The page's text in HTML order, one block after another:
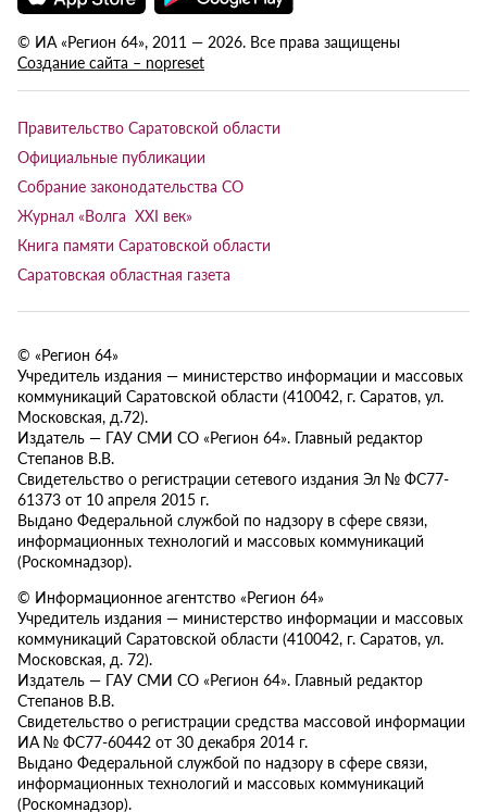
© ИА «Регион 64», 2011 — 2026. Все права защищены
Создание сайта – nopreset
Правительство Саратовской области
Официальные публикации
Собрание законодательства СО
Журнал «Волга XXI век»
Книга памяти Саратовской области
Саратовская областная газета
© «Регион 64»
Учредитель издания — министерство информации и массовых
коммуникаций Саратовской области (410042, г. Саратов, ул.
Московская, д.72).
Издатель — ГАУ СМИ СО «Регион 64». Главный редактор
Степанов В.В.
Свидетельство о регистрации сетевого издания Эл № ФС77-
61373 от 10 апреля 2015 г.
Выдано Федеральной службой по надзору в сфере связи,
информационных технологий и массовых коммуникаций
(Роскомнадзор).
© Информационное агентство «Регион 64»
Учредитель издания — министерство информации и массовых
коммуникаций Саратовской области (410042, г. Саратов, ул.
Московская, д. 72).
Издатель — ГАУ СМИ СО «Регион 64». Главный редактор
Степанов В.В.
Свидетельство о регистрации средства массовой информации
ИА № ФС77-60442 от 30 декабря 2014 г.
Выдано Федеральной службой по надзору в сфере связи,
информационных технологий и массовых коммуникаций
(Роскомнадзор).